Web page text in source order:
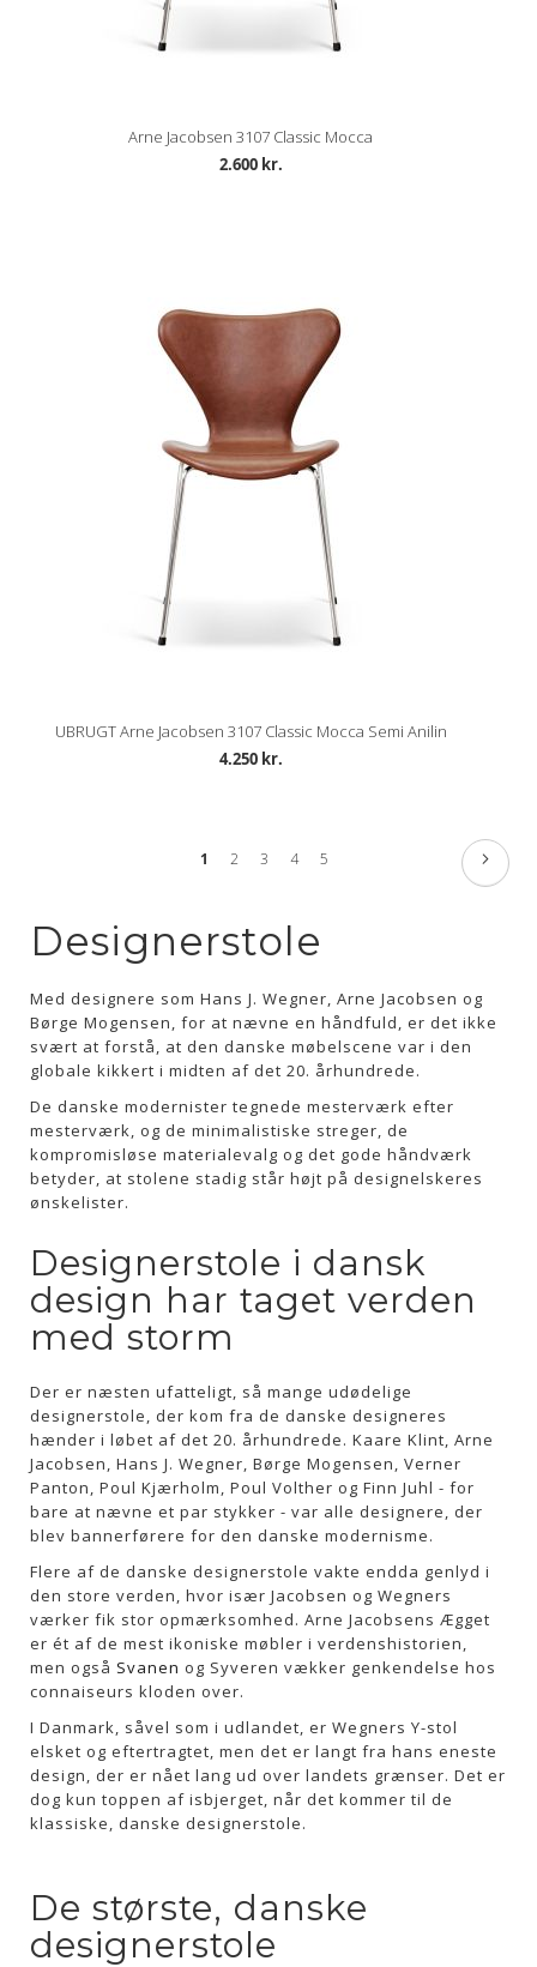
Arne Jacobsen 3107 Classic Mocca
2.600 kr.
UBRUGT Arne Jacobsen 3107 Classic Mocca Semi Anilin
4.250 kr.
Side
Du
side
1 Side
2 Side
3 Side
4 Side
5 Side
Næste
Designerstole
Med designere som Hans J. Wegner, Arne Jacobsen og
Børge Mogensen, for at nævne en håndfuld, er det ikke
svært at forstå, at den danske møbelscene var i den
globale kikkert i midten af det 20. århundrede.
De danske modernister tegnede mesterværk efter
mesterværk, og de minimalistiske streger, de
kompromisløse materialevalg og det gode håndværk
betyder, at stolene stadig står højt på designelskeres
ønskelister.
Designerstole i dansk
design har taget verden
med storm
Der er næsten ufatteligt, så mange udødelige
designerstole, der kom fra de danske designeres
hænder i løbet af det 20. århundrede. Kaare Klint, Arne
Jacobsen, Hans J. Wegner, Børge Mogensen, Verner
Panton, Poul Kjærholm, Poul Volther og Finn Juhl - for
bare at nævne et par stykker - var alle designere, der
blev bannerførere for den danske modernisme.
Flere af de danske designerstole vakte endda genlyd i
den store verden, hvor især Jacobsen og Wegners
værker fik stor opmærksomhed. Arne Jacobsens Ægget
er ét af de mest ikoniske møbler i verdenshistorien,
men også Svanen og Syveren vækker genkendelse hos
connaiseurs kloden over.
I Danmark, såvel som i udlandet, er Wegners Y-stol
elsket og eftertragtet, men det er langt fra hans eneste
design, der er nået lang ud over landets grænser. Det er
dog kun toppen af isbjerget, når det kommer til de
klassiske, danske designerstole.
De største, danske
designerstole